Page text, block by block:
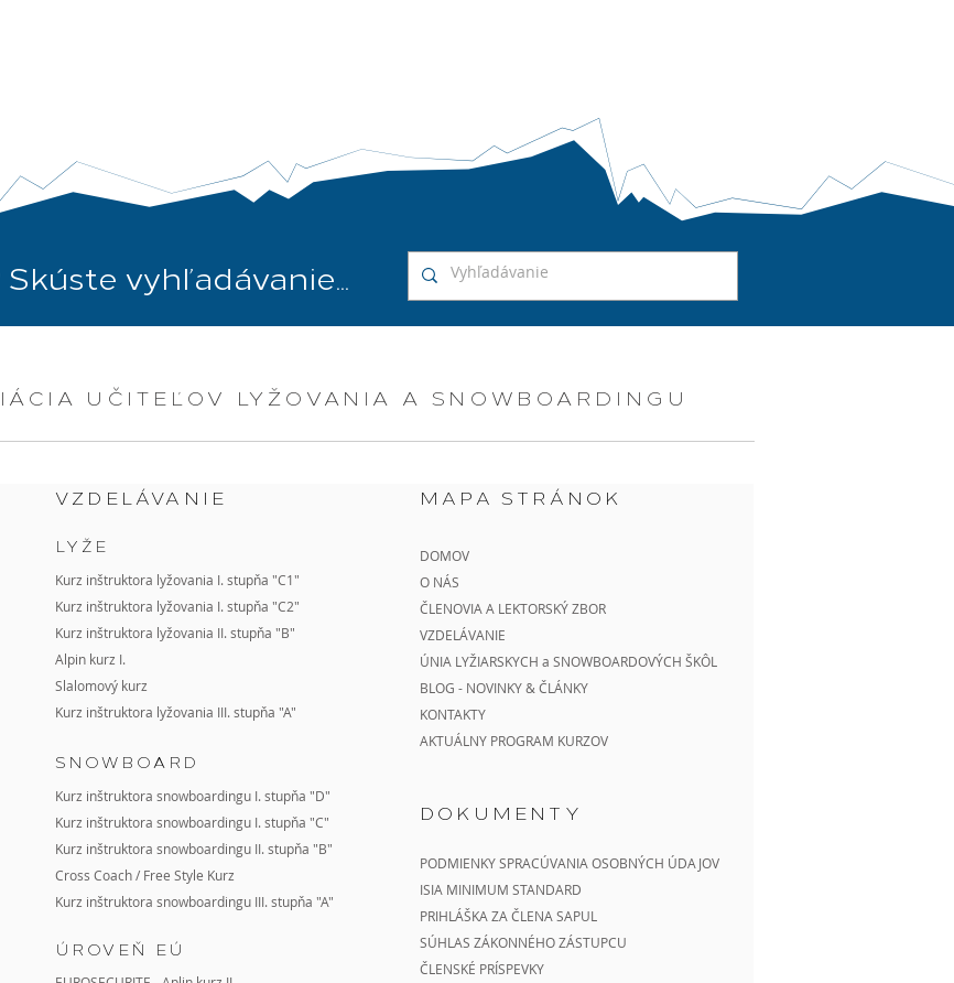
Skúste vyhľadávanie...
UČITEĽOV LYŽOVANIA A SNOWBOARDINGU
VZDELÁVANIE
LYŽE
Kurz inštruktora lyžovania I. stupňa "C1"
Kurz inštruktora lyžovania I. stupňa "C2"
Kurz inštruktora lyžovania II. stupňa "B"
Alpin kurz I.
Slalomový kurz
Kurz inštruktora lyžovania III. stupňa "A"
SNOWBOARD
Kurz inštruktora snowboardingu I. stupňa "D"
Kurz inštruktora snowboardingu I. stupňa "C"
Kurz inštruktora snowboardingu II. stupňa "B"
Cross Coach/ Free Style Kurz
Kurz inštruktora snowboardingu III. stupňa "A"
ÚROVEŇ EÚ
MAPA STRÁNOK
DOMOV
O NÁS
ČLENOVIA A LEKTORSKÝ ZBOR
VZDELÁVANIE
ÚNIA LYŽIARSKYCH a SNOWBOARDOVÝCH ŠKÔL
BLOG - NOVINKY & ČLÁNKY
KONTAKTY
AKTUÁLNY PROGRAM KURZOV
DOKUMENTY
PODMIENKY SPRACÚVANIA OSOBNÝCH ÚDAJOV
ISIA MINIMUM STANDARD
PRIHLÁŠKA ZA ČLENA SAPUL
SÚHLAS ZÁKONNÉHO ZÁSTUPCU
ČLENSKÉ PRÍSPEVKY